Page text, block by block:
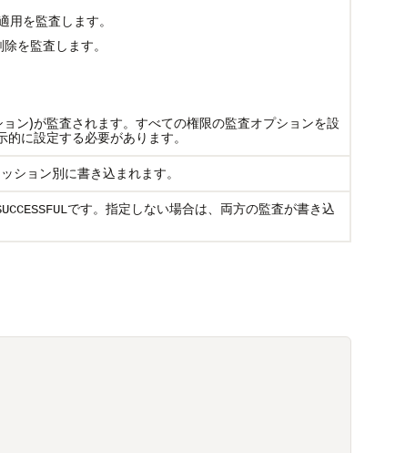
を監査します。
を監査します。
ン)が監査されます。すべての権限の監査オプションを設
に設定する必要があります。
ション別に書き込まれます。
です。指定しない場合は、両方の監査が書き込